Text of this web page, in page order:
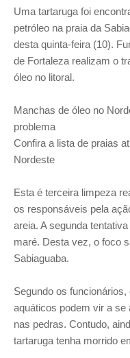
Uma tartaruga foi
petróleo na praia da
desta quinta-feira (10).
de Fortaleza realizam o
óleo no litoral.
Manchas de óleo no
problema
Confira a lista de praias
Nordeste
Esta é terceira limpeza
os responsáveis pela
areia. A segunda
maré. Desta vez, o foco
Sabiaguaba.
Segundo os
aquáticos podem vir a se
nas pedras. Contudo,
tartaruga tenha morrido